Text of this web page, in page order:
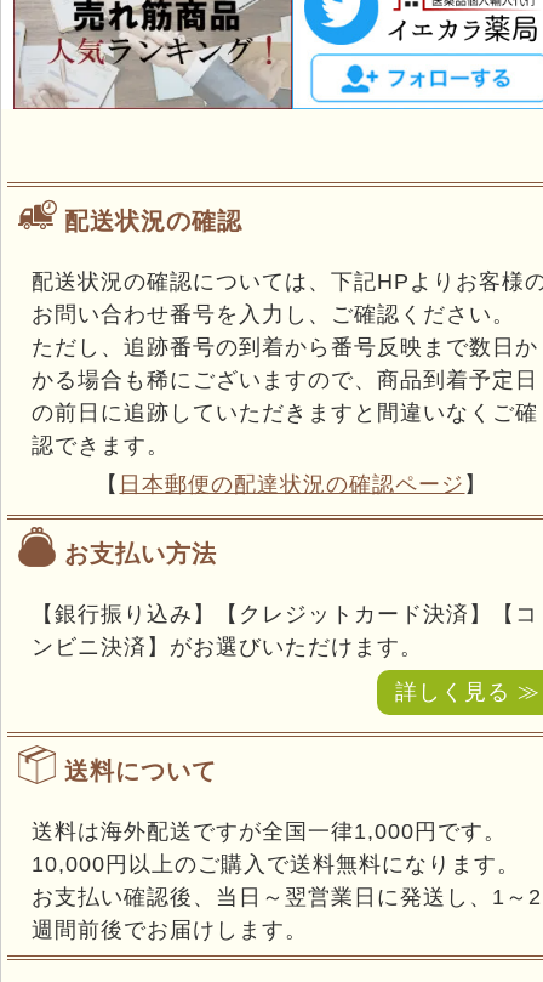
配送状況の確認
配送状況の確認については、下記HPよりお客様
お問い合わせ番号を入力し、ご確認ください。
ただし、追跡番号の到着から番号反映まで数日か
かる場合も稀にございますので、商品到着予定日
の前日に追跡していただきますと間違いなくご確
認できます。
【 日本郵便の配達状況の確認ページ 】
お支払い方法
【銀行振り込み】【クレジットカード決済】【コ
ンビニ決済】がお選びいただけます。
詳しく見る ≫
送料について
送料は海外配送ですが全国一律1,000円です。
10,000円以上のご購入で送料無料になります。
お支払い確認後、当日～翌営業日に発送し、1～2
週間前後でお届けします。